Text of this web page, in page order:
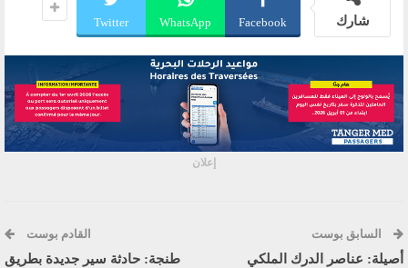
شارك Facebook
WhatsApp
Twitter
إعلان
السابق بوست
أصيلة: عناصر الدرك الملكي
القادم بوست
طنجة: حادثة سير جديدة بطريق